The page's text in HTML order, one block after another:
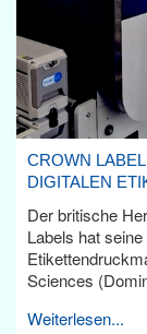
CROWN
DIGITALEN
Der britische
Labels hat
Sciences
Weiterlesen...